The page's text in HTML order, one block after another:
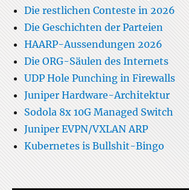
Die restlichen Conteste in 2026
Die Geschichten der Parteien
HAARP-Aussendungen 2026
Die ORG-Säulen des Internets
UDP Hole Punching in Firewalls
Juniper Hardware-Architektur
Sodola 8x 10G Managed Switch
Juniper EVPN/VXLAN ARP
Kubernetes is Bullshit-Bingo